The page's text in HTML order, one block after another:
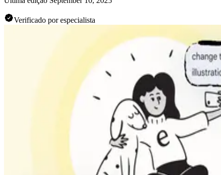
Verificado por especialista